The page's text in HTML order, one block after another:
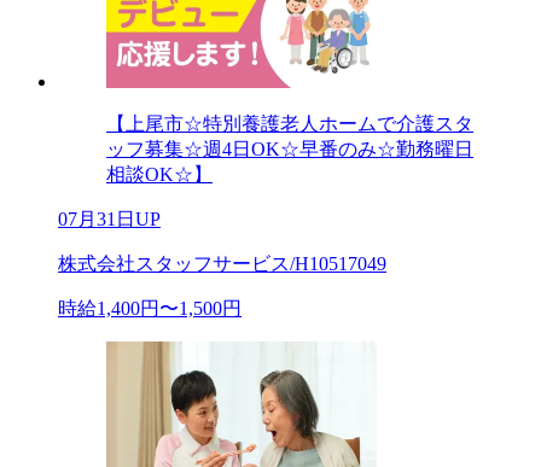
【上尾市☆特別養護老人ホームで介護スタ
ッフ募集☆週4日OK☆早番のみ☆勤務曜日
相談OK☆】
07月31日UP
株式会社スタッフサービス/H10517049
時給1,400円〜1,500円